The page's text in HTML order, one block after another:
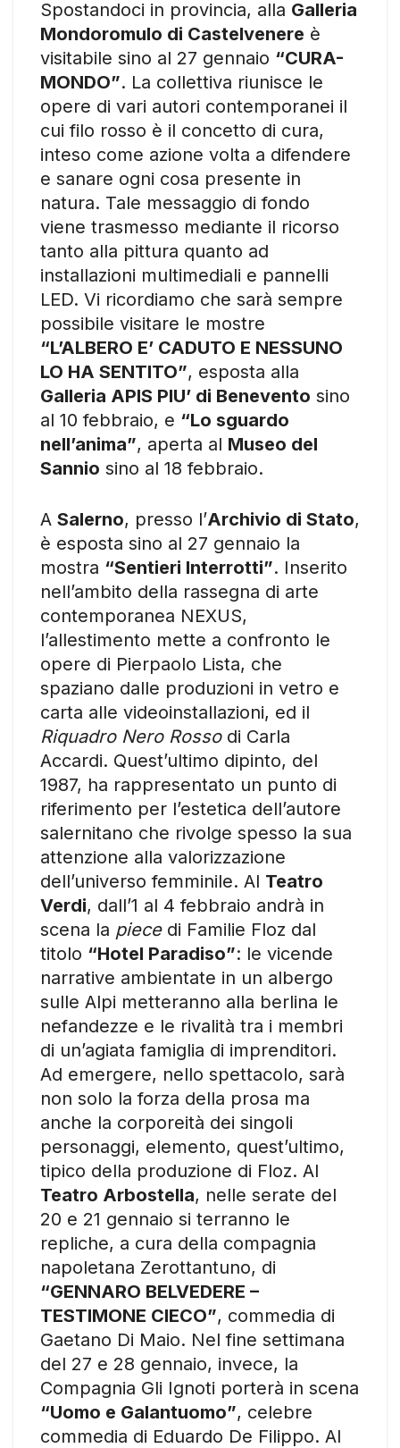
Spostandoci in provincia, alla Galleria
Mondoromulo di Castelvenere è
visitabile sino al 27 gennaio “CURA-
MONDO”. La collettiva riunisce le
opere di vari autori contemporanei il
cui filo rosso è il concetto di cura,
inteso come azione volta a difendere
e sanare ogni cosa presente in
natura. Tale messaggio di fondo
viene trasmesso mediante il ricorso
tanto alla pittura quanto ad
installazioni multimediali e pannelli
LED. Vi ricordiamo che sarà sempre
possibile visitare le mostre
“L’ALBERO E’ CADUTO E NESSUNO
LO HA SENTITO”, esposta alla
Galleria APIS PIU’ di Benevento sino
al 10 febbraio, e “Lo sguardo
nell’anima”, aperta al Museo del
Sannio sino al 18 febbraio.
A Salerno, presso l’Archivio di Stato,
è esposta sino al 27 gennaio la
mostra “Sentieri Interrotti”. Inserito
nell’ambito della rassegna di arte
contemporanea NEXUS,
l’allestimento mette a confronto le
opere di Pierpaolo Lista, che
spaziano dalle produzioni in vetro e
carta alle videoinstallazioni, ed il
Riquadro Nero Rossodi Carla
Accardi. Quest’ultimo dipinto, del
1987, ha rappresentato un punto di
riferimento per l’estetica dell’autore
salernitano che rivolge spesso la sua
attenzione alla valorizzazione
dell’universo femminile. Al Teatro
Verdi, dall’1 al 4 febbraio andrà in
scena la piece di Familie Floz dal
titolo “Hotel Paradiso”: le vicende
narrative ambientate in un albergo
sulle Alpi metteranno alla berlina le
nefandezze e le rivalità tra i membri
di un’agiata famiglia di imprenditori.
Ad emergere, nello spettacolo, sarà
non solo la forza della prosa ma
anche la corporeità dei singoli
personaggi, elemento, quest’ultimo,
tipico della produzione di Floz. Al
Teatro Arbostella, nelle serate del
20 e 21 gennaio si terranno le
repliche, a cura della compagnia
napoletana Zerottantuno, di
“GENNARO BELVEDERE –
TESTIMONE CIECO”, commedia di
Gaetano Di Maio. Nel fine settimana
del 27 e 28 gennaio, invece, la
Compagnia Gli Ignoti porterà in scena
“Uomo e Galantuomo”, celebre
commedia di Eduardo De Filippo. Al